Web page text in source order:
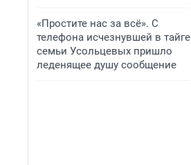
«Простите нас за всё». С
телефона исчезнувшей в тайге
семьи Усольцевых пришло
леденящее душу сообщение